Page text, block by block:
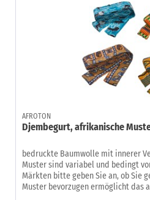
AFROTON
Djembegurt, afrikanische
bedruckte Baumwolle mit innerer
Muster sind variabel und bedingt
Märkten bitte geben Sie an, ob Sie
Muster bevorzugen ermöglicht das